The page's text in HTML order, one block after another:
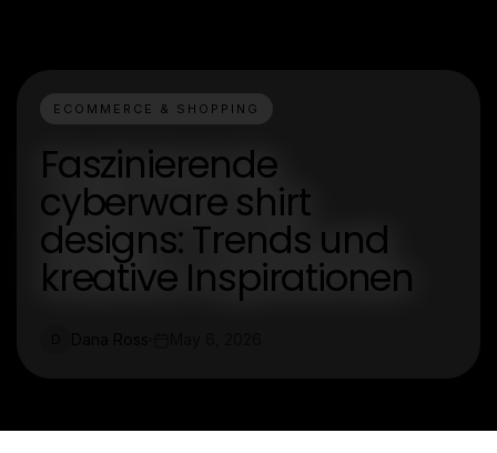
ECOMMERCE & SHOPPING
Faszinierende
cyberware shirt
designs: Trends und
kreative Inspirationen